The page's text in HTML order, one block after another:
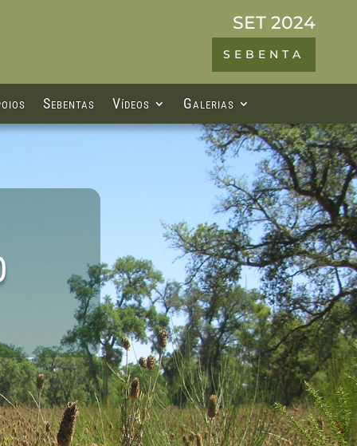
SET 2024
SEBENTA
Sebentas Vídeos Galerias